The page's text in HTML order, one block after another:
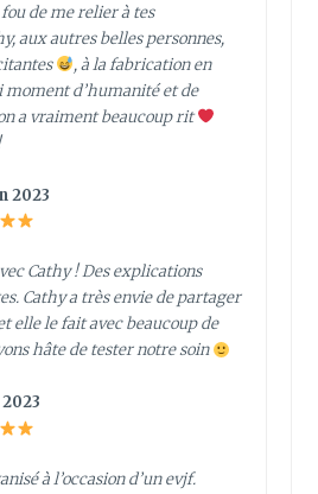
de me relier à tes
aux autres belles personnes,
, à la fabrication en
d’humanité et de
a vraiment beaucoup rit
2023
Cathy ! Des explications
Cathy a très envie de partager
elle le fait avec beaucoup de
hâte de tester notre soin
à l’occasion d’un evjf.